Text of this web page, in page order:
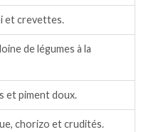
et crevettes.
de légumes à la
et piment doux.
chorizo et crudités.